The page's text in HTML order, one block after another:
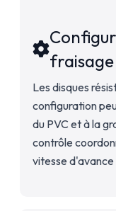
fraisage
Les disques
configuration
du PVC et à la
contrôle
vitesse